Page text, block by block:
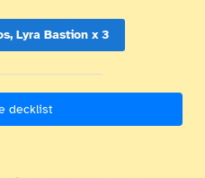
Lyra Bastion x 3
decklist